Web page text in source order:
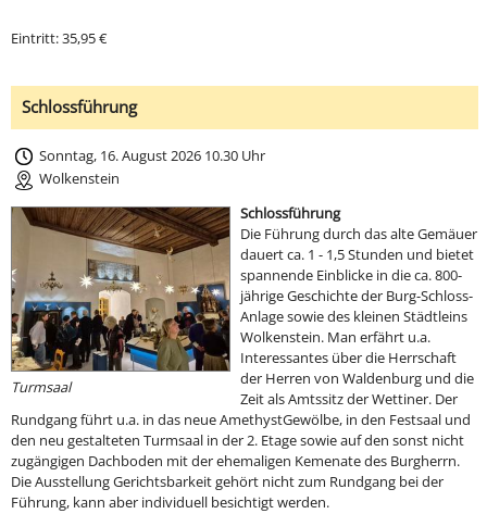
Eintritt: 35,95 €
Schlossführung
Sonntag, 16. August 2026 10.30 Uhr
Wolkenstein
Turmsaal
Schlossführung
Die Führung durch das alte Gemäuer
dauert ca. 1 - 1,5 Stunden und bietet
spannende Einblicke in die ca. 800-
jährige Geschichte der Burg-Schloss-
Anlage sowie des kleinen Städtleins
Wolkenstein. Man erfährt u.a.
Interessantes über die Herrschaft
der Herren von Waldenburg und die
Zeit als Amtssitz der Wettiner. Der
Rundgang führt u.a. in das neue AmethystGewölbe, in den Festsaal und
den neu gestalteten Turmsaal in der 2. Etage sowie auf den sonst nicht
zugängigen Dachboden mit der ehemaligen Kemenate des Burgherrn.
Die Ausstellung Gerichtsbarkeit gehört nicht zum Rundgang bei der
Führung, kann aber individuell besichtigt werden.